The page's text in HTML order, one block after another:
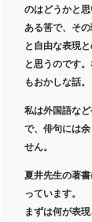
のはどうかと
ある筈で、そ
と自由な表現
と思うのです
もおかしな話。
私は外国語な
で、俳句には
せん。
夏井先生の著
っています。
まずは何が表